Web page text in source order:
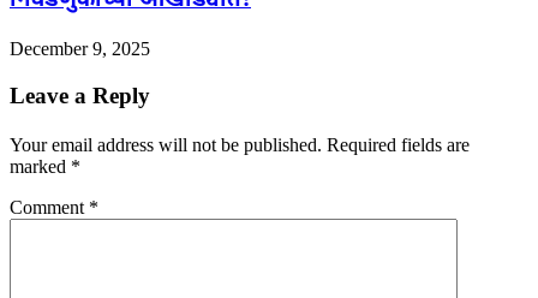
December 9, 2025
Leave a Reply
Your email address will not be published. Required fields are
marked *
Comment *